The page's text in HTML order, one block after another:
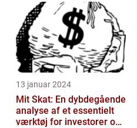
13 januar 2024
Mit Skat: En dybdegående
analyse af et essentielt
værktøj for investorer og